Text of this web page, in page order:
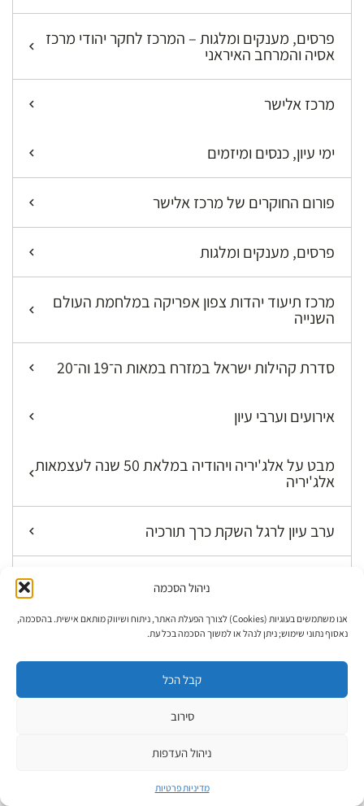
ניהול הסכמה
אנו משתמשים בעוגיות (Cookies) לצורך הפעלת האתר, ניתוח ושיווק מותאם אישית. בהסכמה,
נאסוף נתוני שימוש; ניתן לנהל או למשוך הסכמה בכל עת.
קבל הכל
סירוב
ניהול העדפות
מדיניות פרטיות
פרסים, מענקים ומלגות – המרכז לחקר יהודי מרכז
אסיה והמרחב האיראני
מרכז אלישר
ימי עיון, כנסים ומיזמים
פורום החוקרים של מרכז אלישר
פרסים, מענקים ומלגות
מרכז תיעוד יהדות צפון אפריקה במלחמת העולם
השנייה
סדרת קהילות ישראל במזרח במאות ה־19 וה־20
אירועים וערבי עיון
מבט על אלג'יריה ויהודיה במלאת 50 שנה לעצמאות
אלג'יריה
ערב עיון לרגל השקת כרך תורכיה
יום עיון לרגל הוצאת כרך אלג'יריה
ספרי הסדרה
ערב עיון לכרך מרכז אסיה: בוכרה ואפגניסטן